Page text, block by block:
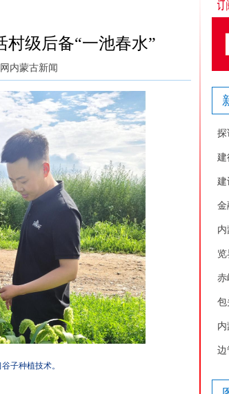
村级后备“一池春水”
内蒙古新闻
子种植技术。
探
建
烧
建
协
金
新
赤
包
边